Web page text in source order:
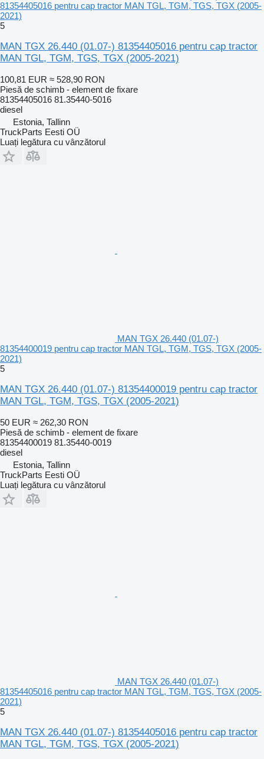
81354405016 pentru cap tractor MAN TGL, TGM, TGS, TGX (2005-
2021)
5
MAN TGX 26.440 (01.07-) 81354405016 pentru cap tractor
MAN TGL, TGM, TGS, TGX (2005-2021)
100,81 EUR ≈ 528,90 RON
Piesă de schimb - element de fixare
81354405016 81.35440-5016
diesel
Estonia, Tallinn
TruckParts Eesti OÜ
Luați legătura cu vânzătorul
MAN TGX 26.440 (01.07-)
81354400019 pentru cap tractor MAN TGL, TGM, TGS, TGX (2005-
2021)
5
MAN TGX 26.440 (01.07-) 81354400019 pentru cap tractor
MAN TGL, TGM, TGS, TGX (2005-2021)
50 EUR ≈ 262,30 RON
Piesă de schimb - element de fixare
81354400019 81.35440-0019
diesel
Estonia, Tallinn
TruckParts Eesti OÜ
Luați legătura cu vânzătorul
MAN TGX 26.440 (01.07-)
81354405016 pentru cap tractor MAN TGL, TGM, TGS, TGX (2005-
2021)
5
MAN TGX 26.440 (01.07-) 81354405016 pentru cap tractor
MAN TGL, TGM, TGS, TGX (2005-2021)